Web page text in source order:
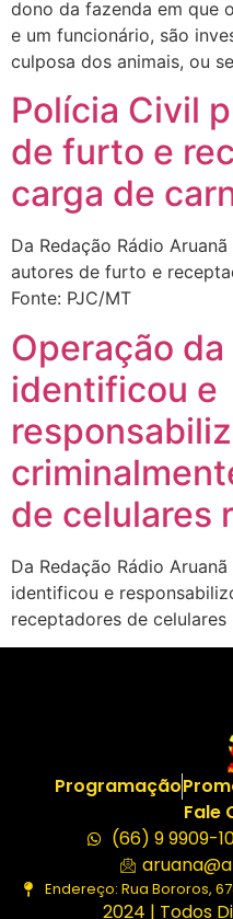
dono da fazenda em que
e um funcionário, são
culposa dos animais, ou
Polícia Civil
de furto e
carga de
Da Redação Rádio
autores de furto e
Fonte: PJC/MT
Operação
identificou e
de celulares
Da Redação Rádio
identificou e
receptadores de
Programação
Fale
(66) 9 9909-
Endereço: Rua Bororos,
2024 | Todos